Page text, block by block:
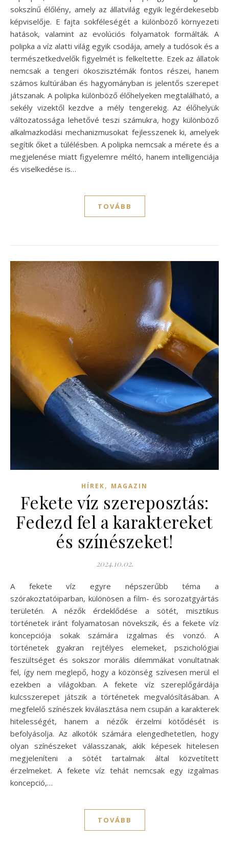
sokszínű élőlény, amely az állatvilág egyik legérdekesebb
képviselője. E fajta sokféleségét a különböző környezeti
hatások, valamint az evolúciós folyamatok formálták. A
polipka a víz alatti világ egyik csodája, amely a tudósok és a
természetkedvelők figyelmét is felkeltette. Ezek az állatok
nemcsak a tengeri ökoszisztémák fontos részei, hanem
számos kultúrában és hagyományban is jelentős szerepet
játszanak. A polipka különböző élőhelyeken megtalálható, a
sekély vizektől kezdve a mély tengerekig. Az élőhelyük
változatossága lehetővé teszi számukra, hogy különböző
alkalmazkodási mechanizmusokat fejlesszenek ki, amelyek
segítik őket a túlélésben. A polipka nemcsak a mérete és a
megjelenése miatt figyelemre méltó, hanem intelligenciája
és viselkedése is…
TOVÁBB
HÍREK, MAGAZIN
Fekete víz szereposztás:
Fedezd fel a karaktereket
és színészeket!
2024.10.02.
A fekete víz egyre népszerűbb téma a
szórakoztatóiparban, különösen a film- és sorozatgyártás
területén. A nézők érdeklődése a sötét, misztikus
történetek iránt folyamatosan növekszik, és a fekete víz
koncepciója sokak számára izgalmas és vonzó. A
történetek gyakran rejtélyes elemeket, pszichológiai
feszültséget és sokszor morális dilemmákat vonultatnak
fel, így nem meglepő, hogy a közönség szívesen merül el
ezekben a világokban. A fekete víz szereplőgárdája
kulcsszerepet játszik a történetek megvalósításában. A
megfelelő színészek kiválasztása nem csupán a karakterek
hitelességét, hanem a nézők érzelmi kötődését is
befolyásolja. Az alkotók számára elengedhetetlen, hogy
olyan színészeket válasszanak, akik képesek hitelesen
megjeleníteni a sötét tartalmak által közvetített
érzelmeket. A fekete víz tehát nemcsak egy izgalmas
koncepció,…
TOVÁBB